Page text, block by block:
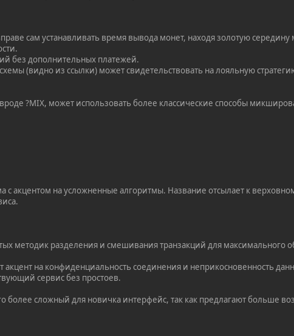
сам устанавливать время вывода монет, находя золотую середину
без дополнительных платежей.
(видно из ссылки) может свидетельствовать на лояльную
?MIX, может использовать более классические способы
акцентом на усложненные алгоритмы. Название отсылает к
методик разделения и смешивания транзакций для максимального
акцент на конфиденциальность соединения и неприкосновенность
сервис без простоев.
более сложный для новичка интерфейс, так как предлагают больше